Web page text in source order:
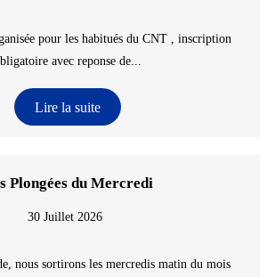
pour les habitués du CNT , inscription
avec reponse de...
Lire la suite
Plongées du Mercredi
30 Juillet 2026
nous sortirons les mercredis matin du mois